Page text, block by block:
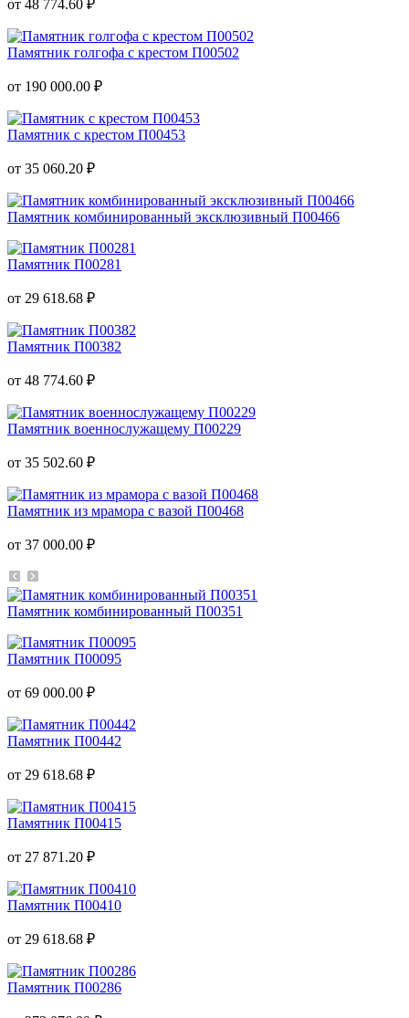
от 48 774.60 ₽
Памятник голгофа с крестом П00502
от 190 000.00 ₽
Памятник с крестом П00453
от 35 060.20 ₽
Памятник комбинированный эксклюзивный П00466
Памятник П00281
от 29 618.68 ₽
Памятник П00382
от 48 774.60 ₽
Памятник военнослужащему П00229
от 35 502.60 ₽
Памятник из мрамора с вазой П00468
от 37 000.00 ₽
Памятник комбинированный П00351
Памятник П00095
от 69 000.00 ₽
Памятник П00442
от 29 618.68 ₽
Памятник П00415
от 27 871.20 ₽
Памятник П00410
от 29 618.68 ₽
Памятник П00286